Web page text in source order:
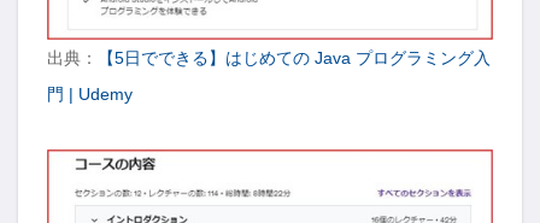
出典：
【5日でできる】はじめての Java プログラミング入
門 | Udemy